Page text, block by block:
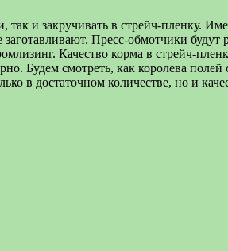
и закручивать в стрейч-пленку.
Пресс-обмотчики будут
Качество корма в стрейч-
Будем смотреть, как королева
в достаточном количестве, но и